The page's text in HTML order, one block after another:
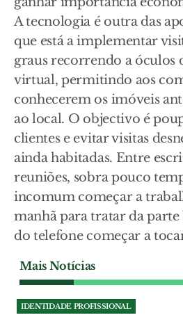
A tecnologia é outra das
que está a implementar
graus recorrendo a óculos
virtual, permitindo aos
conhecerem os imóveis
ao local. O objectivo é
clientes e evitar visitas
ainda habitadas. Entre
reuniões, sobra pouco
incomum começar a
manhã para tratar da
do telefone começar a
Mais Notícias
IDENTIDADE PROFISSIONAL